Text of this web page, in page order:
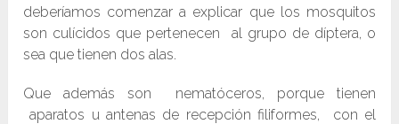
deberíamos comenzar a explicar que los mosquitos
son culícidos que pertenecen al grupo de díptera, o
sea que tienen dos alas.
Que además son nematóceros, porque tienen
aparatos u antenas de recepción filiformes, con el